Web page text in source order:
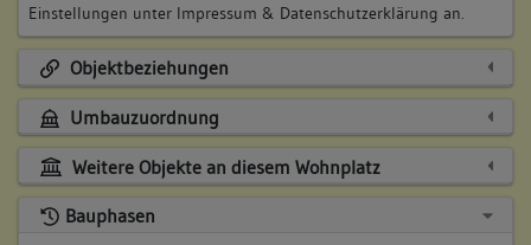
Einstellungen unter Impressum & Datenschutzerklärung an.
Objektbeziehungen
Umbauzuordnung
Weitere Objekte an diesem Wohnplatz
Bauphasen